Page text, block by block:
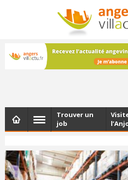
Les dernières actualités
votre boîte e-
Trouver un
job